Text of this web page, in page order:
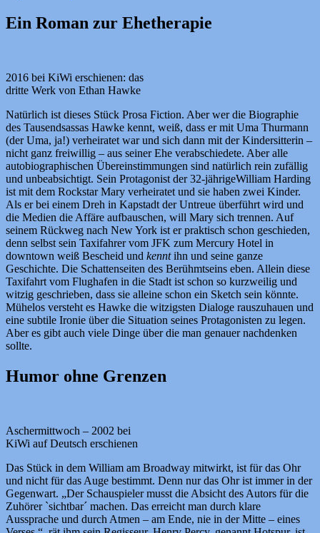
Ein Roman zur Ehetherapie
2016 bei KiWi erschienen: das
dritte Werk von Ethan Hawke
Natürlich ist dieses Stück Prosa Fiction. Aber wer die Biographie
des Tausendsassas Hawke kennt, weiß, dass er mit Uma Thurmann
(der Uma, ja!) verheiratet war und sich dann mit der Kindersitterin –
nicht ganz freiwillig – aus seiner Ehe verabschiedete. Aber alle
autobiographischen Übereinstimmungen sind natürlich rein zufällig
und unbeabsichtigt. Sein Protagonist der 32-jährigeWilliam Harding
ist mit dem Rockstar Mary verheiratet und sie haben zwei Kinder.
Als er bei einem Dreh in Kapstadt der Untreue überführt wird und
die Medien die Affäre aufbauschen, will Mary sich trennen. Auf
seinem Rückweg nach New York ist er praktisch schon geschieden,
denn selbst sein Taxifahrer vom JFK zum Mercury Hotel in
downtown weiß Bescheid und kenntihn und seine ganze
Geschichte. Die Schattenseiten des Berühmtseins eben. Allein diese
Taxifahrt vom Flughafen in die Stadt ist schon so kurzweilig und
witzig geschrieben, dass sie alleine schon ein Sketch sein könnte.
Mühelos versteht es Hawke die witzigsten Dialoge rauszuhauen und
eine subtile Ironie über die Situation seines Protagonisten zu legen.
Aber es gibt auch viele Dinge über die man genauer nachdenken
sollte.
Humor ohne Grenzen
Aschermittwoch – 2002 bei
KiWi auf Deutsch erschienen
Das Stück in dem William am Broadway mitwirkt, ist für das Ohr
und nicht für das Auge bestimmt. Denn nur das Ohr ist immer in der
Gegenwart. „Der Schauspieler musst die Absicht des Autors für die
Zuhörer `sichtbar´ machen. Das erreicht man durch klare
Aussprache und durch Atmen – am Ende, nie in der Mitte – eines